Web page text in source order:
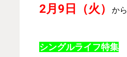
2月9日（火） から
シングルライフ特集